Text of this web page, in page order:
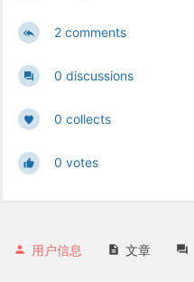
2 comments
0 discussions
0 collects
0 votes
用户信息 文章